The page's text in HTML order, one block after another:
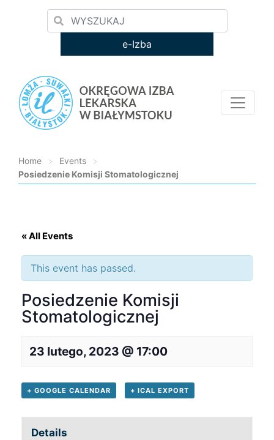
e-Izba
Home > Events
>
Posiedzenie Komisji Stomatologicznej
« All Events
This event has passed.
Posiedzenie Komisji
Stomatologicznej
23 lutego, 2023 @ 17:00
+ GOOGLE CALENDAR + ICAL EXPORT
Details